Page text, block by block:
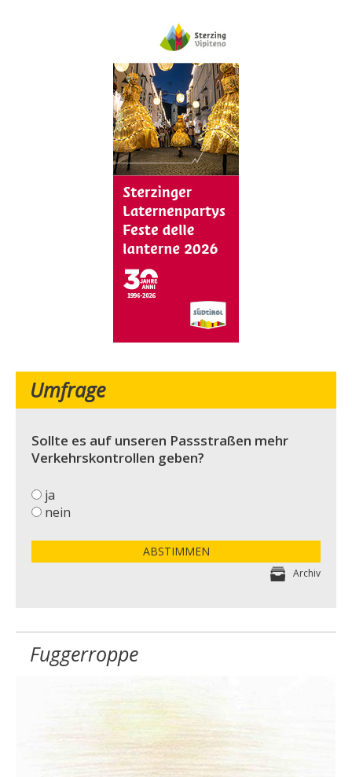
Umfrage
Sollte es auf unseren Passstraßen mehr
Verkehrskontrollen geben?
ja
nein
ABSTIMMEN
Archiv
Fuggerroppe